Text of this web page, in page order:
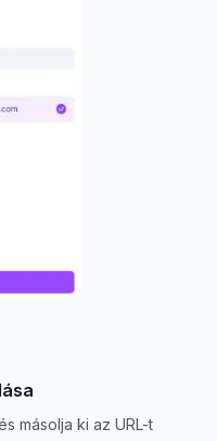
másolja ki az URL-t